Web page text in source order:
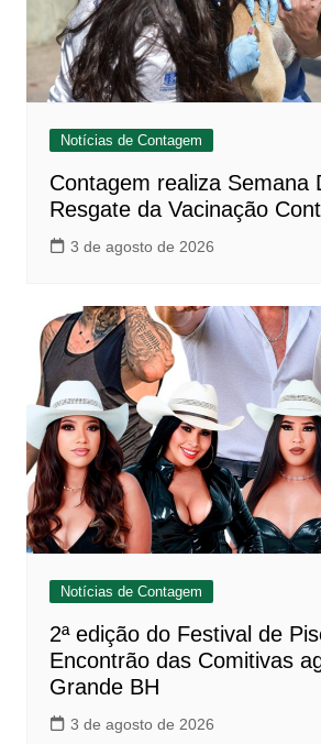
Notícias de Contagem
Contagem realiza Semana
Resgate da Vacinação
3 de agosto de 2026
Notícias de Contagem
2ª edição do Festival de
Encontrão das Comitivas
Grande BH
3 de agosto de 2026